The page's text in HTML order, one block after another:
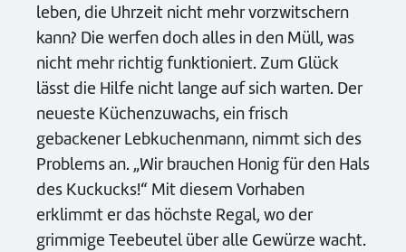
leben, die Uhrzeit nicht mehr vorzwitschern
kann? Die werfen doch alles in den Müll, was
nicht mehr richtig funktioniert. Zum Glück
lässt die Hilfe nicht lange auf sich warten. Der
neueste Küchenzuwachs, ein frisch
gebackener Lebkuchenmann, nimmt sich des
Problems an. „Wir brauchen Honig für den Hals
des Kuckucks!“ Mit diesem Vorhaben
erklimmt er das höchste Regal, wo der
grimmige Teebeutel über alle Gewürze wacht.